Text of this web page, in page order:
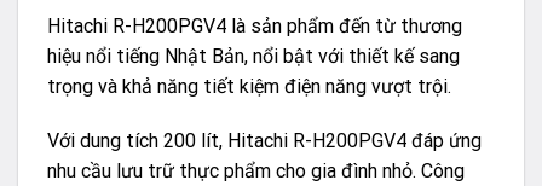
Hitachi R-H200PGV4 là sản phẩm đến từ thương
hiệu nổi tiếng Nhật Bản, nổi bật với thiết kế sang
trọng và khả năng tiết kiệm điện năng vượt trội.
Với dung tích 200 lít, Hitachi R-H200PGV4 đáp ứng
nhu cầu lưu trữ thực phẩm cho gia đình nhỏ. Công